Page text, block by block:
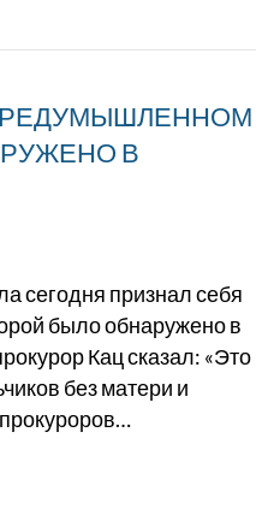
В
сегодня признал себя
было обнаружено в
Кац сказал: «Это
без матери и